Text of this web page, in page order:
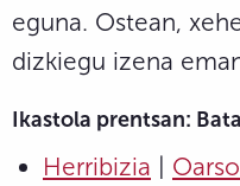
eguna. Ostean,
dizkiegu izena
Ikastola prentsan:
Herribizia